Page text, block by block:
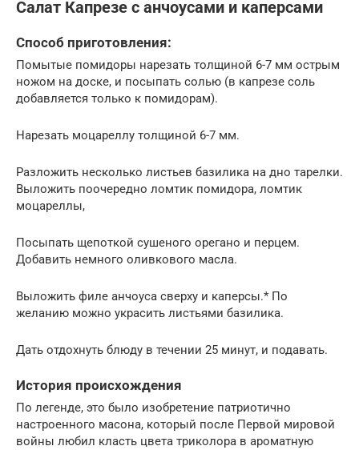
Салат Капрезе с анчоусами и каперсами
Способ приготовления:
Помытые помидоры нарезать толщиной 6-7 мм острым
ножом на доске, и посыпать солью (в капрезе соль
добавляется только к помидорам).
Нарезать моцареллу толщиной 6-7 мм.
Разложить несколько листьев базилика на дно тарелки.
Выложить поочередно ломтик помидора, ломтик
моцареллы,
Посыпать щепоткой сушеного орегано и перцем.
Добавить немного оливкового масла.
Выложить филе анчоуса сверху и каперсы.* По
желанию можно украсить листьями базилика.
Дать отдохнуть блюду в течении 25 минут, и подавать.
История происхождения
По легенде, это было изобретение патриотично
настроенного масона, который после Первой мировой
войны любил класть цвета триколора в ароматную